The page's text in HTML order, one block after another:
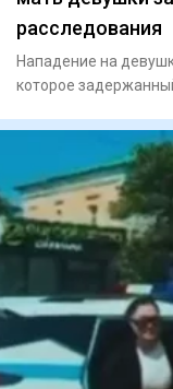
расследования
Нападение на
которое